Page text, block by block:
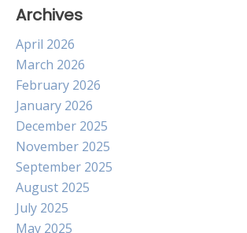
Archives
April 2026
March 2026
February 2026
January 2026
December 2025
November 2025
September 2025
August 2025
July 2025
May 2025